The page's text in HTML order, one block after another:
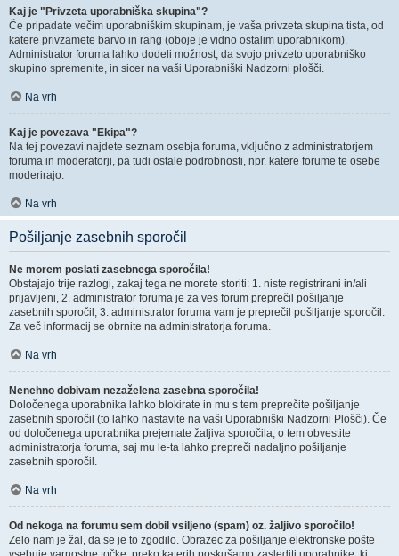
Kaj je "Privzeta uporabniška skupina"?
Če pripadate večim uporabniškim skupinam, je vaša privzeta skupina tista, od
katere privzamete barvo in rang (oboje je vidno ostalim uporabnikom).
Administrator foruma lahko dodeli možnost, da svojo privzeto uporabniško
skupino spremenite, in sicer na vaši Uporabniški Nadzorni plošči.
Na vrh
Kaj je povezava "Ekipa"?
Na tej povezavi najdete seznam osebja foruma, vključno z administratorjem
foruma in moderatorji, pa tudi ostale podrobnosti, npr. katere forume te osebe
moderirajo.
Na vrh
Pošiljanje zasebnih sporočil
Ne morem poslati zasebnega sporočila!
Obstajajo trije razlogi, zakaj tega ne morete storiti: 1. niste registrirani in/ali
prijavljeni, 2. administrator foruma je za ves forum preprečil pošiljanje
zasebnih sporočil, 3. administrator foruma vam je preprečil pošiljanje sporočil.
Za več informacij se obrnite na administratorja foruma.
Na vrh
Nenehno dobivam nezaželena zasebna sporočila!
Določenega uporabnika lahko blokirate in mu s tem preprečite pošiljanje
zasebnih sporočil (to lahko nastavite na vaši Uporabniški Nadzorni Plošči). Če
od določenega uporabnika prejemate žaljiva sporočila, o tem obvestite
administratorja foruma, saj mu le-ta lahko prepreči nadaljno pošiljanje
zasebnih sporočil.
Na vrh
Od nekoga na forumu sem dobil vsiljeno (spam) oz. žaljivo sporočilo!
Zelo nam je žal, da se je to zgodilo. Obrazec za pošiljanje elektronske pošte